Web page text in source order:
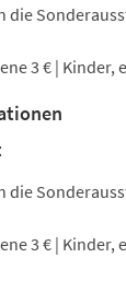
die
3 € | Kinder,
die
3 € | Kinder,